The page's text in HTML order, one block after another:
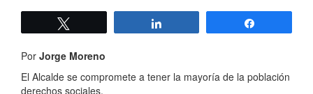
Por Jorge Moreno
El Alcalde se compromete a tener la mayoría de la población
derechos sociales.